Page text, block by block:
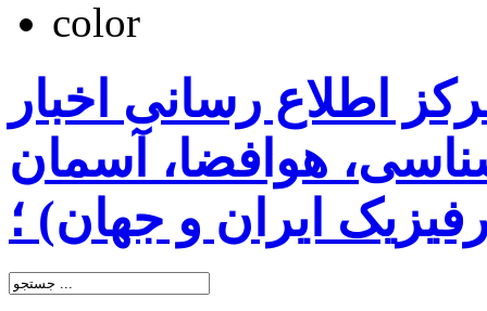
اطلاع رسانی اخبار
هوافضا، آسمان
ایران و جهان) ؛